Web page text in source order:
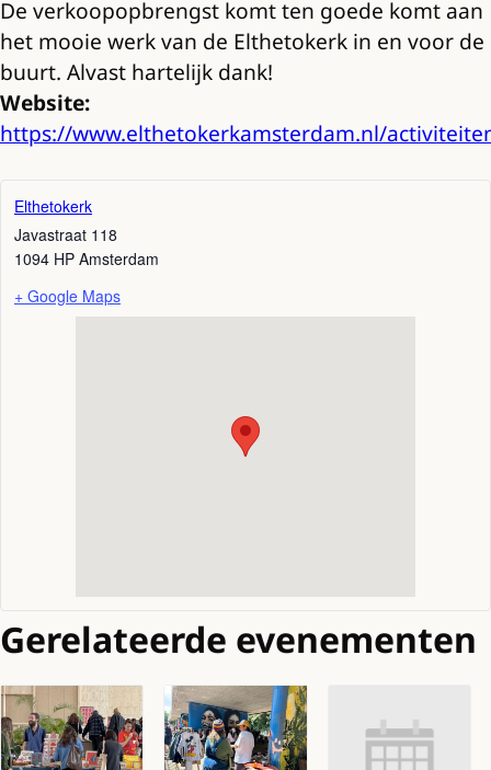
De verkoopopbrengst komt ten goede komt aan
het mooie werk van de Elthetokerk in en voor de
buurt. Alvast hartelijk dank!
Website:
https://www.elthetokerkamsterdam.nl/
Elthetokerk
Javastraat 118
1094 HP Amsterdam
+ Google Maps
Gerelateerde evenementen